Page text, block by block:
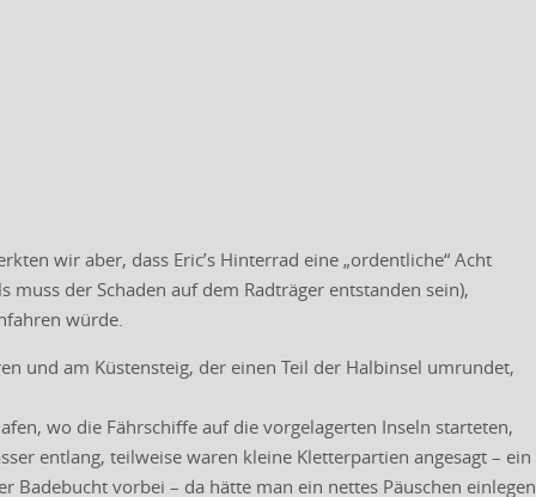
wir aber, dass Eric’s Hinterrad eine „ordentliche“ Acht
der Schaden auf dem Radträger entstanden sein),
würde.
und am Küstensteig, der einen Teil der Halbinsel umrundet,
wo die Fährschiffe auf die vorgelagerten Inseln starteten,
entlang, teilweise waren kleine Kletterpartien angesagt – ein
vorbei – da hätte man ein nettes Päuschen einlegen